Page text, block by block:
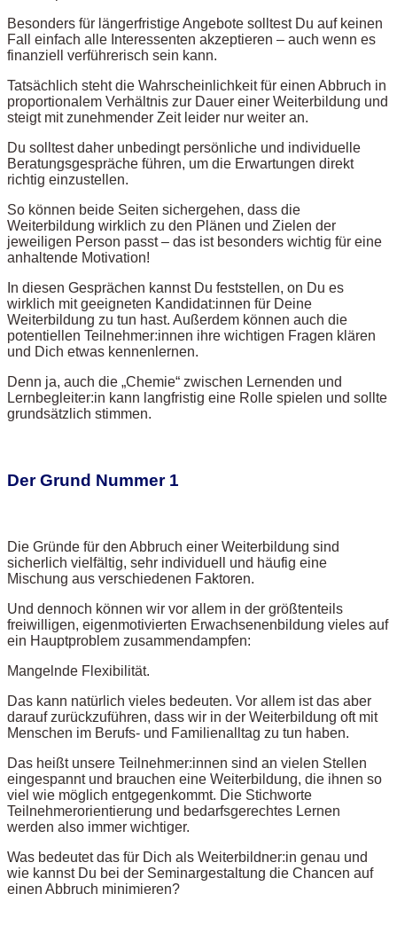
Besonders für längerfristige Angebote solltest Du auf keinen
Fall einfach alle Interessenten akzeptieren – auch wenn es
finanziell verführerisch sein kann.
Tatsächlich steht die Wahrscheinlichkeit für einen Abbruch in
proportionalem Verhältnis zur Dauer einer Weiterbildung und
steigt mit zunehmender Zeit leider nur weiter an.
Du solltest daher unbedingt persönliche und individuelle
Beratungsgespräche führen, um die Erwartungen direkt
richtig einzustellen.
So können beide Seiten sichergehen, dass die
Weiterbildung wirklich zu den Plänen und Zielen der
jeweiligen Person passt – das ist besonders wichtig für eine
anhaltende Motivation!
In diesen Gesprächen kannst Du feststellen, on Du es
wirklich mit geeigneten Kandidat:innen für Deine
Weiterbildung zu tun hast. Außerdem können auch die
potentiellen Teilnehmer:innen ihre wichtigen Fragen klären
und Dich etwas kennenlernen.
Denn ja, auch die „Chemie“ zwischen Lernenden und
Lernbegleiter:in kann langfristig eine Rolle spielen und sollte
grundsätzlich stimmen.
Der Grund Nummer 1
Die Gründe für den Abbruch einer Weiterbildung sind
sicherlich vielfältig, sehr individuell und häufig eine
Mischung aus verschiedenen Faktoren.
Und dennoch können wir vor allem in der größtenteils
freiwilligen, eigenmotivierten Erwachsenenbildung vieles auf
ein Hauptproblem zusammendampfen:
Mangelnde Flexibilität.
Das kann natürlich vieles bedeuten. Vor allem ist das aber
darauf zurückzuführen, dass wir in der Weiterbildung oft mit
Menschen im Berufs- und Familienalltag zu tun haben.
Das heißt unsere Teilnehmer:innen sind an vielen Stellen
eingespannt und brauchen eine Weiterbildung, die ihnen so
viel wie möglich entgegenkommt. Die Stichworte
Teilnehmerorientierung und bedarfsgerechtes Lernen
werden also immer wichtiger.
Was bedeutet das für Dich als Weiterbildner:in genau und
wie kannst Du bei der Seminargestaltung die Chancen auf
einen Abbruch minimieren?